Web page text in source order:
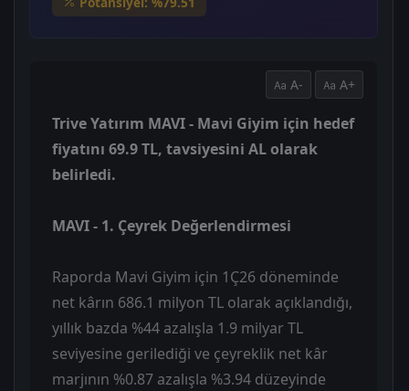
A- A+
Trive Yatırım MAVI - Mavi Giyim için hedef
fiyatını 69.9 TL, tavsiyesini AL olarak
belirledi.
MAVI - 1. Çeyrek Değerlendirmesi
Raporda Mavi Giyim için 1Ç26 döneminde
net kârın 686.1 milyon TL olarak açıklandığı,
yıllık bazda %44 azalışla 1.9 milyar TL
seviyesine gerilediği ve çeyreklik net kâr
marjının %0.87 azalışla %3.94 düzeyinde